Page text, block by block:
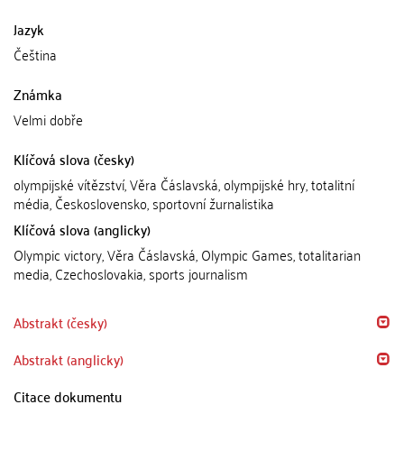
Jazyk
Čeština
Známka
Velmi dobře
Klíčová slova (česky)
olympijské vítězství, Věra Čáslavská, olympijské hry, totalitní
média, Československo, sportovní žurnalistika
Klíčová slova (anglicky)
Olympic victory, Věra Čáslavská, Olympic Games, totalitarian
media, Czechoslovakia, sports journalism
Abstrakt (česky)
Abstrakt (anglicky)
Citace dokumentu